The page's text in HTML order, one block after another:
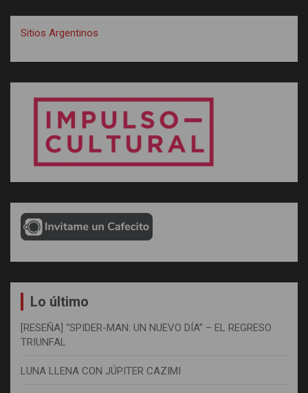
Sitios Argentinos
Lo último
[RESEÑA] “SPIDER-MAN: UN NUEVO DÍA” – EL REGRESO
TRIUNFAL
LUNA LLENA CON JÚPITER CAZIMI